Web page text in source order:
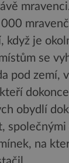
když je
se
pod zemí,
obydlí
na